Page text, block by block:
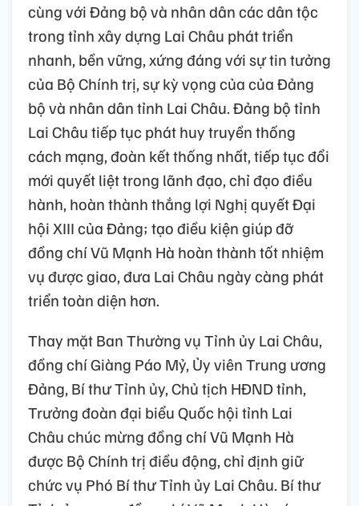
cùng với Đảng bộ và nhân dân các dân tộc
trong tỉnh xây dựng Lai Châu phát triển
nhanh, bền vững, xứng đáng với sự tin tưởng
của Bộ Chính trị, sự kỳ vọng của của Đảng
bộ và nhân dân tỉnh Lai Châu. Đảng bộ tỉnh
Lai Châu tiếp tục phát huy truyền thống
cách mạng, đoàn kết thống nhất, tiếp tục đổi
mới quyết liệt trong lãnh đạo, chỉ đạo điều
hành, hoàn thành thắng lợi Nghị quyết Đại
hội XIII của Đảng; tạo điều kiện giúp đỡ
đồng chí Vũ Mạnh Hà hoàn thành tốt nhiệm
vụ được giao, đưa Lai Châu ngày càng phát
triển toàn diện hơn.
Thay mặt Ban Thường vụ Tỉnh ủy Lai Châu,
đồng chí Giàng Páo Mỷ, Ủy viên Trung ương
Đảng, Bí thư Tỉnh ủy, Chủ tịch HĐND tỉnh,
Trưởng đoàn đại biểu Quốc hội tỉnh Lai
Châu chúc mừng đồng chí Vũ Mạnh Hà
được Bộ Chính trị điều động, chỉ định giữ
chức vụ Phó Bí thư Tỉnh ủy Lai Châu. Bí thư